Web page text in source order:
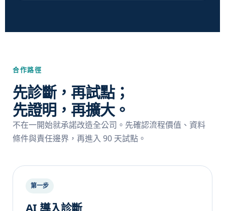
合作路徑
先診斷，再試點；
先證明，再擴大。
不在一開始就承諾改造全公司。先確認流程價值、資料
條件與責任邊界，再進入 90 天試點。
第一步
AI 導入診斷